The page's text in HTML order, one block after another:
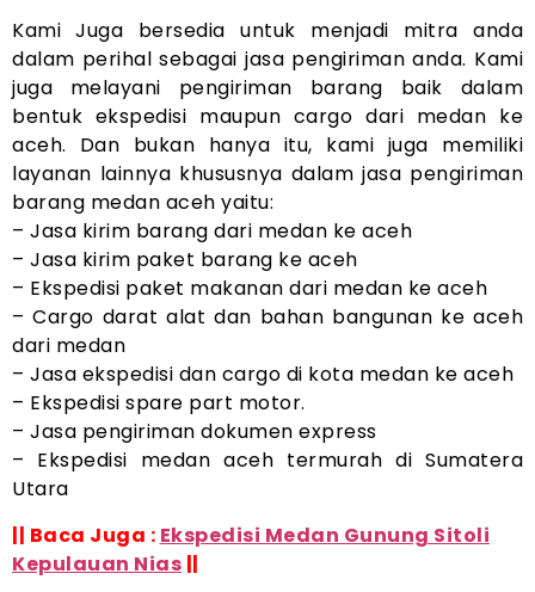
Kami Juga bersedia untuk menjadi mitra anda
dalam perihal sebagai jasa pengiriman anda. Kami
juga melayani pengiriman barang baik dalam
bentuk ekspedisi maupun cargo dari medan ke
aceh. Dan bukan hanya itu, kami juga memiliki
layanan lainnya khususnya dalam jasa pengiriman
barang medan aceh yaitu:
– Jasa kirim barang dari medan ke aceh
– Jasa kirim paket barang ke aceh
– Ekspedisi paket makanan dari medan ke aceh
– Cargo darat alat dan bahan bangunan ke aceh
dari medan
– Jasa ekspedisi dan cargo di kota medan ke aceh
– Ekspedisi spare part motor.
– Jasa pengiriman dokumen express
– Ekspedisi medan aceh termurah di Sumatera
Utara
|| Baca Juga : Ekspedisi Medan Gunung Sitoli
Kepulauan Nias ||